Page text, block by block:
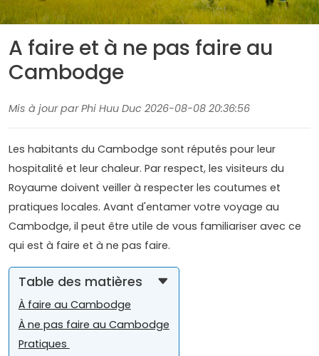
A faire et à ne pas faire au
Cambodge
Mis à jour par Phi Huu Duc 2026-08-08 20:36:56
Les habitants du Cambodge sont réputés pour leur
hospitalité et leur chaleur. Par respect, les visiteurs du
Royaume doivent veiller à respecter les coutumes et
pratiques locales. Avant d'entamer votre voyage au
Cambodge, il peut être utile de vous familiariser avec ce
qui est à faire et à ne pas faire.
Table des matières
À faire au Cambodge
À ne pas faire au Cambodge
Pratiques